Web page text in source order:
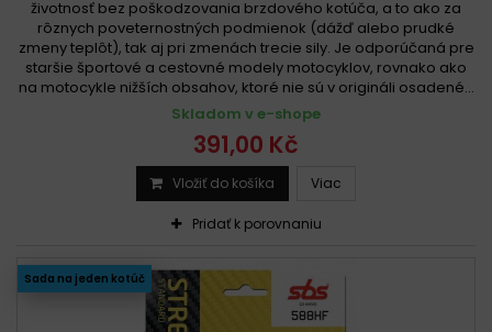
životnosť bez poškodzovania brzdového kotúča, a to ako za
rôznych poveternostných podmienok (dážď alebo prudké
zmeny teplôt), tak aj pri zmenách trecie sily. Je odporúčaná pre
staršie športové a cestovné modely motocyklov, rovnako ako
na motocykle nižších obsahov, ktoré nie sú v origináli osadené...
Skladom v e-shope
391,00 Kč
Vložiť do košíka Viac
Pridať k porovnaniu
Sada na jeden kotúč